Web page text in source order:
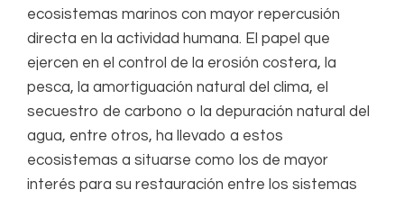
ecosistemas marinos con mayor repercusión
directa en la actividad humana. El papel que
ejercen en el control de la erosión costera, la
pesca, la amortiguación natural del clima, el
secuestro de carbono o la depuración natural del
agua, entre otros, ha llevado a estos
ecosistemas a situarse como los de mayor
interés para su restauración entre los sistemas